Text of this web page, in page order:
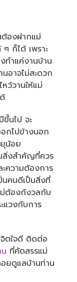
ต้องฝากแม่
ๆ ก็ได้ เพราะ
ทำแค่งานบ้าน
อาจไม่สะดวก
หว้วานให้แม่
นไป จะ
กไปข้างนอก
น้อย
สิ่งสำคัญที่ควร
ความต้องการ
นคนดีเป็นสิ่งที่
ม่ต้องกังวลกับ
แวงกับการ
ตใจดี ติดต่อ
ที่คัดสรรแม่
ยดูแลบ้านท่าน